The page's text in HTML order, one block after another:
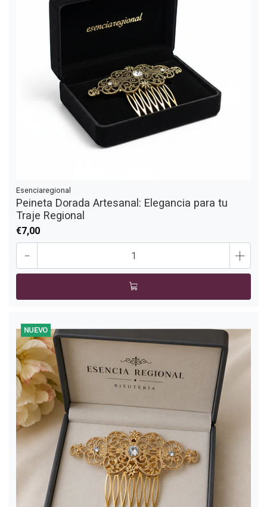
Esenciaregional
Peineta Dorada Artesanal: Elegancia para tu
Traje Regional
€7,00
- +
NUEVO